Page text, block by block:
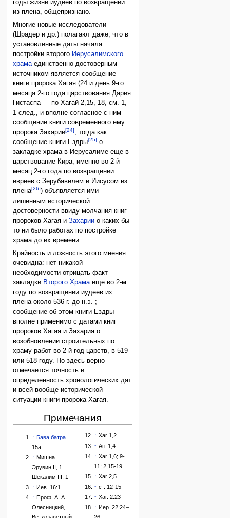
годы жизни иудеев по возвращении
из плена, общепризнано.
Многие новые исследователи
(Шрадер и др.) полагают даже, что в
установленные даты начала
постройки второго Иерусалимского
храмаединственно достоверным
источником является сообщение
книги пророка Хагая (24 и день 9-го
месяца 2-го года царствования Дария
Гистаспа — по Хагай 2,15, 18, см. 1,
1 след., и вполне согласное с ним
сообщение книги современного ему
пророка Захарии[24], тогда как
сообщение книги Ездры[25] о
закладке храма в Иерусалиме еще в
царствование Кира, именно во 2-й
месяц 2-го года по возвращении
евреев с Зерубавелем и Иисусом из
плена[26]) объявляется ими
лишенным исторической
достоверности ввиду молчания книг
пророков Хагая иЗахарии о каких бы
то ни было работах по постройке
храма до их времени.
Крайность и ложность этого мнения
очевидна: нет никакой
необходимости отрицать факт
закладки Второго Храмаеще во 2-м
году по возвращении иудеев из
плена около 536 г. до н.э. ;
сообщение об этом книги Ездры
вполне применимо с датами книг
пророков Хагая и Захария о
возобновлении строительных по
храму работ во 2-й год царств, в 519
или 518 году. Но здесь верно
отмечается точность и
определенность хронологических дат
и всей вообще исторической
ситуации книги пророка Хагая.
Примечания
↑ Бава батра
15а
↑ Мишна
Эрувин II, 1
Шекалим III, 1
↑ Иев. 16:1
↑ Проф. А. А.
Олесницкий,
↑ Хаг 1,2
↑ Агг 1,4
↑ Хаг 1,6; 9-
11; 2,15-19
↑ Хаг 2,5
↑ ст. 12-15
↑ Хаг. 2:23
↑ Иер. 22:24–